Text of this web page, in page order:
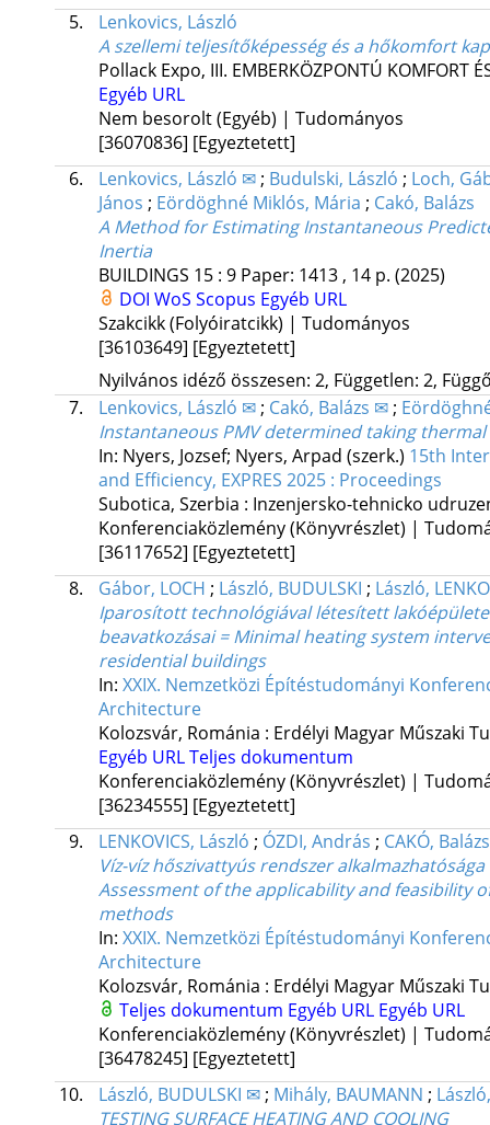
5.
Lenkovics, László
A szellemi teljesítőképesség és a hőkomfort
Pollack Expo, III. EMBERKÖZPONTÚ KOMFORT
Egyéb URL
Nem besorolt (Egyéb) | Tudományos
[36070836] [Egyeztetett]
6.
Lenkovics, László ✉; Budulski, László ; Loch,
János ; Eördöghné Miklós, Mária ; Cakó, Balázs
A Method for Estimating Instantaneous
Inertia
BUILDINGS 15: 9 Paper: 1413 , 14 p. (2025)
DOI WoS Scopus Egyéb URL
Szakcikk (Folyóiratcikk) | Tudományos
[36103649] [Egyeztetett]
Nyilvános idéző összesen: 2, Független: 2,
7.
Lenkovics, László ✉; Cakó, Balázs ✉;
Instantaneous PMV determined taking
In: Nyers, Jozsef; Nyers, Arpad (szerk.) 15th
and Efficiency, EXPRES 2025 : Proceedings
Subotica, Szerbia : Inzenjersko-tehnicko
Konferenciaközlemény (Könyvrészlet) |
[36117652] [Egyeztetett]
8.
Gábor, LOCH ; László, BUDULSKI ; László,
Iparosított technológiával létesített
beavatkozásai = Minimal heating system
residential buildings
In: XXIX. Nemzetközi Építéstudományi
Architecture
Kolozsvár, Románia : Erdélyi Magyar Műszaki
Egyéb URLTeljes dokumentum
Konferenciaközlemény (Könyvrészlet) |
[36234555] [Egyeztetett]
9.
LENKOVICS, László ; ÓZDI, András ; CAKÓ, Balázs
Víz-víz hőszivattyús rendszer
Assessment of the applicability and feasibility
methods
In: XXIX. Nemzetközi Építéstudományi
Architecture
Kolozsvár, Románia : Erdélyi Magyar Műszaki
Teljes dokumentum Egyéb URL Egyéb URL
Konferenciaközlemény (Könyvrészlet) |
[36478245] [Egyeztetett]
10.
László, BUDULSKI ✉; Mihály, BAUMANN ;
TESTING SURFACE HEATING AND COOLING